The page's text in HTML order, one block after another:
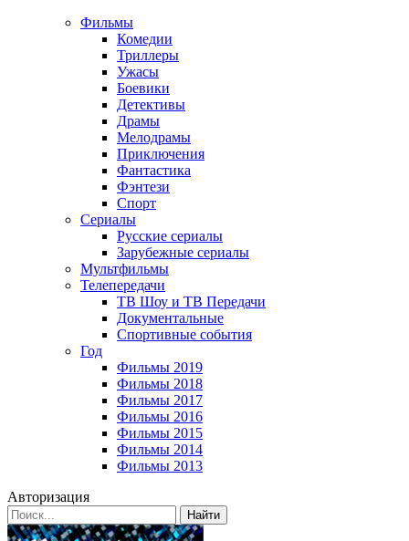
Фильмы
Комедии
Триллеры
Ужасы
Боевики
Детективы
Драмы
Мелодрамы
Приключения
Фантастика
Фэнтези
Спорт
Сериалы
Русские сериалы
Зарубежные сериалы
Мультфильмы
Телепередачи
ТВ Шоу и ТВ Передачи
Документальные
Спортивные события
Год
Фильмы 2019
Фильмы 2018
Фильмы 2017
Фильмы 2016
Фильмы 2015
Фильмы 2014
Фильмы 2013
Авторизация
Найти